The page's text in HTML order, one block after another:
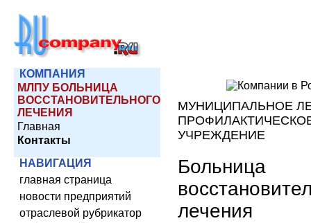
КОМПАНИЯ
МЛПУ БОЛЬНИЦА
ВОССТАНОВИТЕЛЬНОГО
ЛЕЧЕНИЯ
Главная
Контакты
НАВИГАЦИЯ
главная страница
новости предприятий
отраслевой рубрикатор
МУНИЦИПАЛЬНОЕ
УЧРЕЖДЕНИЕ
Больница
лечения